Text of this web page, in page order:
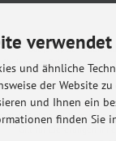
Babyshop.de - euer
Kindersitze, Babybettchen
MwSt. zzgl.
und ähnliche
der Website
und Ihnen ein
finden Sie